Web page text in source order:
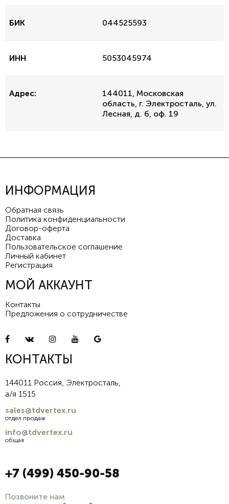
БИК 044525593
ИНН 5053045974
Адрес:
144011, Московская
область, г. Электросталь, ул.
Лесная, д. 6, оф. 19
ИНФОРМАЦИЯ
Обратная связь
Политика конфиденциальности
Договор-оферта
Доставка
Пользовательское соглашение
Личный кабинет
Регистрация
МОЙ АККАУНТ
Контакты
Предложения о сотрудничестве
КОНТАКТЫ
144011 Россия, Электросталь,
а/я 1515
sales@tdvertex.ru
отдел продаж
info@tdvertex.ru
общая
+7 (499) 450-90-58
Позвоните нам